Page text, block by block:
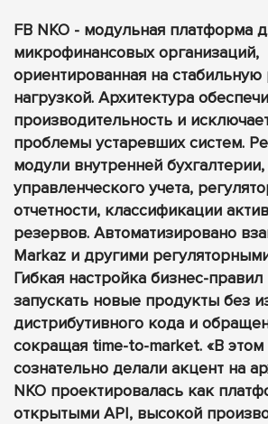
FB NKO - модульная платформа
микрофинансовых организаций,
ориентированная на стабильную
нагрузкой. Архитектура
производительность и
проблемы устаревших систем.
модули внутренней бухгалтерии,
управленческого учета,
отчетности, классификации
резервов. Автоматизировано
Markaz и другими
Гибкая настройка бизнес-правил
запускать новые продукты без
дистрибутивного кода и
сокращая time-to-market. «В
сознательно делали акцент на
NKO проектировалась как
открытыми API, высокой